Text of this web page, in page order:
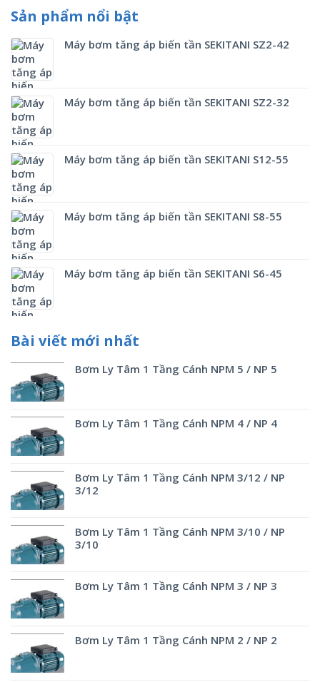
Sản phẩm nổi bật
Máy bơm tăng áp biến tần SEKITANI SZ2-42
Máy bơm tăng áp biến tần SEKITANI SZ2-32
Máy bơm tăng áp biến tần SEKITANI S12-55
Máy bơm tăng áp biến tần SEKITANI S8-55
Máy bơm tăng áp biến tần SEKITANI S6-45
Bài viết mới nhất
Bơm Ly Tâm 1 Tầng Cánh NPM 5 / NP 5
Bơm Ly Tâm 1 Tầng Cánh NPM 4 / NP 4
Bơm Ly Tâm 1 Tầng Cánh NPM 3/12 / NP
3/12
Bơm Ly Tâm 1 Tầng Cánh NPM 3/10 / NP
3/10
Bơm Ly Tâm 1 Tầng Cánh NPM 3 / NP 3
Bơm Ly Tâm 1 Tầng Cánh NPM 2 / NP 2